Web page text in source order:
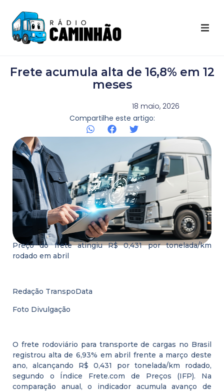
Destaques Youtube
Galeria de Fotos
Agenda
Contato
Frete acumula alta de 16,8% em 12
meses
18 maio, 2026
Compartilhe este artigo:
Preço do frete atingiu R$ 0,431 por tonelada/km
rodado em abril
Redação TranspoData
Foto Divulgação
O frete rodoviário para transporte de cargas no Brasil
registrou alta de 6,93% em abril frente a março deste
ano, alcançando R$ 0,431 por tonelada/km rodado,
segundo o Índice Frete.com de Preços (IFP). Na
comparação anual, o indicador acumula avanço de